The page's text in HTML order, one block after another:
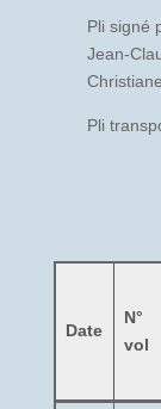
Pli signé
Jean-
Pli
Date
N°
vol